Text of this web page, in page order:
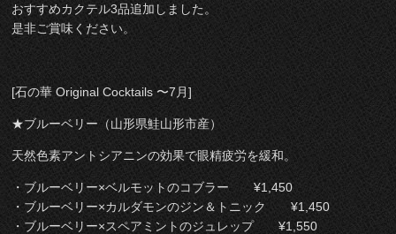
おすすめカクテル3品追加しました。
是非ご賞味ください。
[石の華 Original Cocktails 〜7月]
★ブルーベリー（山形県鮭山形市産）
天然色素アントシアニンの効果で眼精疲労を緩和。
・ブルーベリー×ベルモットのコブラー ¥1,450
・ブルーベリー×カルダモンのジン＆トニック ¥1,450
・ブルーベリー×スペアミントのジュレップ ¥1,550